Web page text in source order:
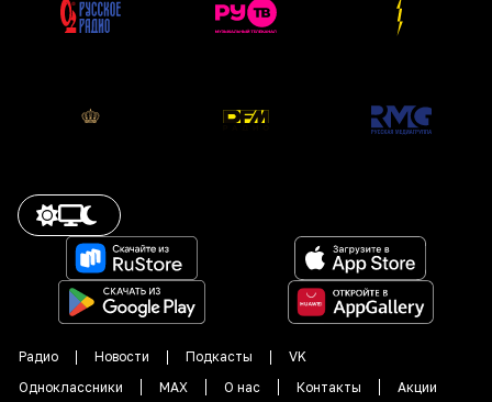
Радио Новости Подкасты
VK
Одноклассники
MAX О нас Контакты Акции